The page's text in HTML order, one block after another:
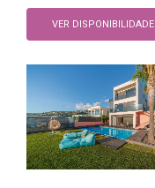
VER DISPONIBILIDADE